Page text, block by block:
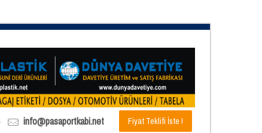
info@pasaportkabi.net Fiyat Teklifi İste !